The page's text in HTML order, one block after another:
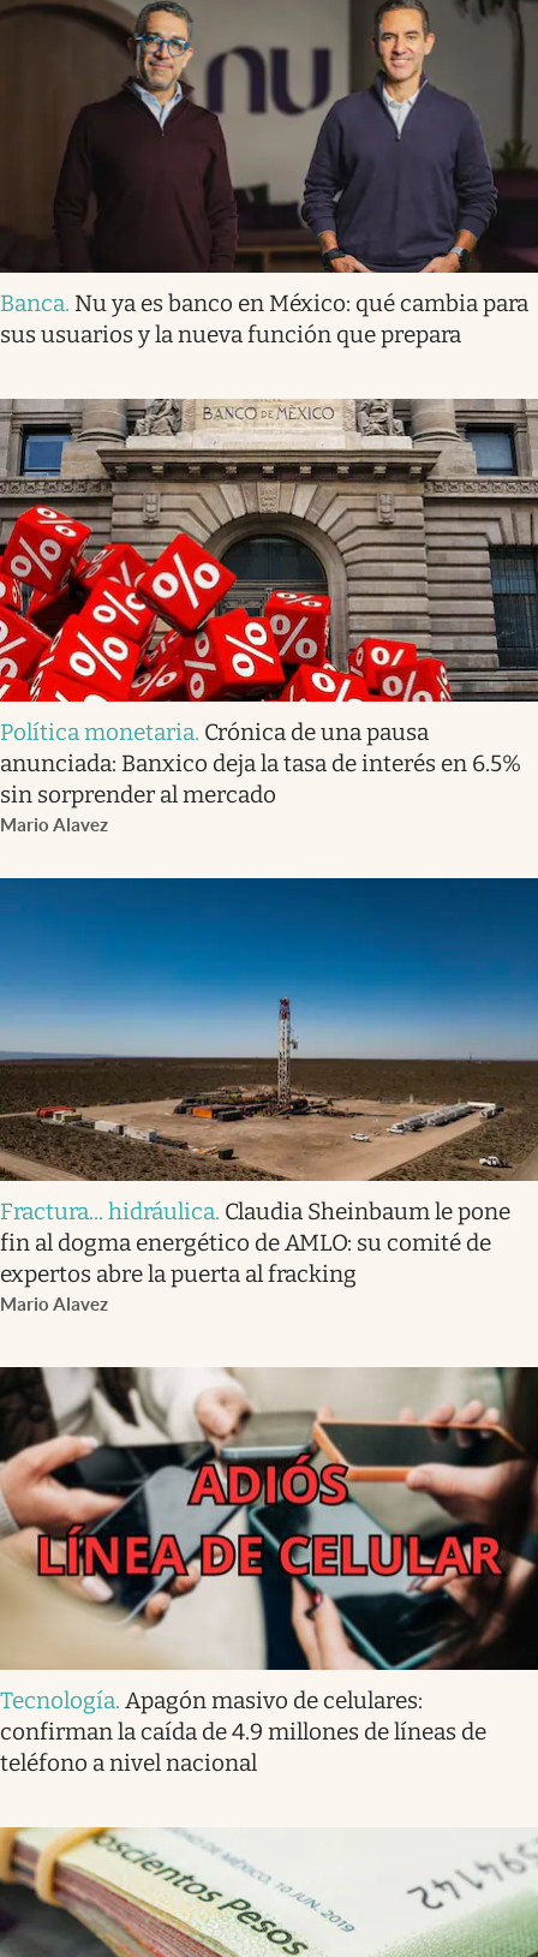
Banca. Nu ya es banco en México: qué cambia para
sus usuarios y la nueva función que prepara
Política monetaria. Crónica de una pausa
anunciada: Banxico deja la tasa de interés en 6.5%
sin sorprender al mercado
Mario Alavez
Fractura... hidráulica. Claudia Sheinbaum le pone
fin al dogma energético de AMLO: su comité de
expertos abre la puerta al fracking
Mario Alavez
Tecnología. Apagón masivo de celulares:
confirman la caída de 4.9 millones de líneas de
teléfono a nivel nacional